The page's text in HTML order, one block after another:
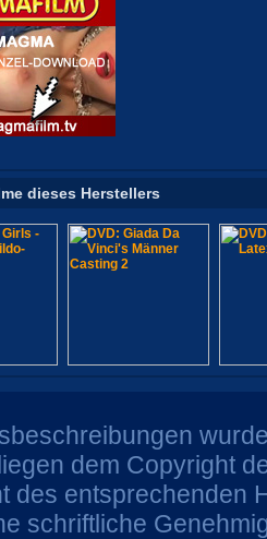
dieses Herstellers
dem Copyright
des entsprechenden
schriftliche